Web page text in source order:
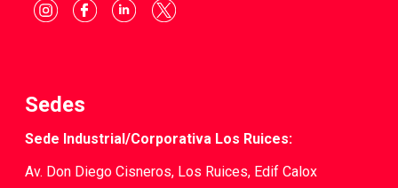
Sedes
Sede Industrial/Corporativa Los Ruices:
Av. Don Diego Cisneros, Los Ruices, Edif Calox